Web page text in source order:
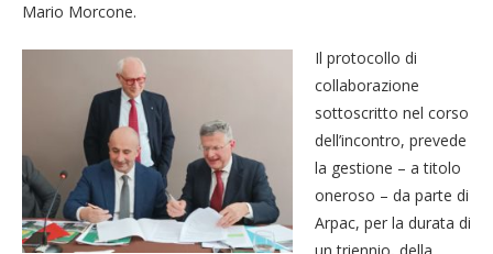
Mario Morcone.
Il protocollo di
collaborazione
sottoscritto nel corso
dell’incontro, prevede
la gestione – a titolo
oneroso – da parte di
Arpac, per la durata di